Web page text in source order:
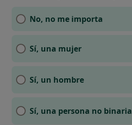
No, no me importa
Sí, una mujer
Sí, un hombre
Sí, una persona no binaria